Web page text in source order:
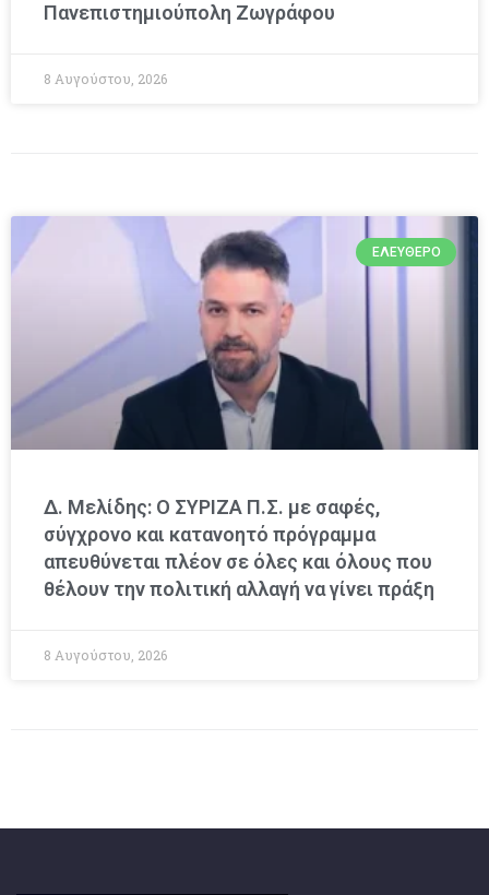
Πανεπιστημιούπολη Ζωγράφου
8 Αυγούστου, 2026
ΕΛΕΎΘΕΡΟ
Δ. Μελίδης: Ο ΣΥΡΙΖΑ Π.Σ. με σαφές,
σύγχρονο και κατανοητό πρόγραμμα
απευθύνεται πλέον σε όλες και όλους που
θέλουν την πολιτική αλλαγή να γίνει πράξη
8 Αυγούστου, 2026